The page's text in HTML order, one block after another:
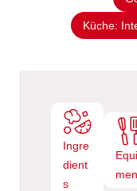
Küche:
Ingre
dient
s